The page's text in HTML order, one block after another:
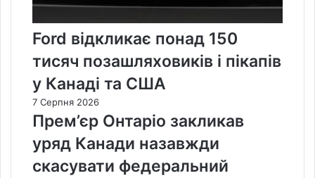
Ford відкликає понад 150
тисяч позашляховиків і пікапів
у Канаді та США
7 Серпня 2026
Прем’єр Онтаріо закликав
уряд Канади назавжди
скасувати федеральний